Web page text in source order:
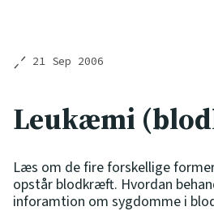
21 Sep 2006
Leukæmi
Læs om de fire forskellige
opstår blodkræft. Hvordan
inforamtion om sygdomme i